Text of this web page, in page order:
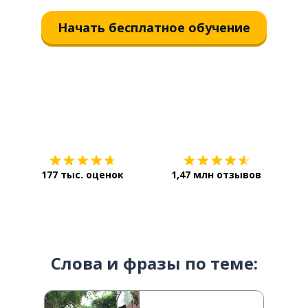
Начать бесплатное обучение
177 тыс. оценок 1,47 млн отзывов
Слова и фразы по теме: